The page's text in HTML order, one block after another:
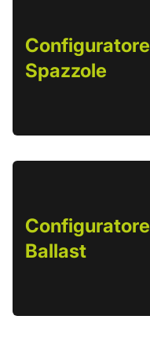
Configuratore
Spazzole
Configuratore
Ballast